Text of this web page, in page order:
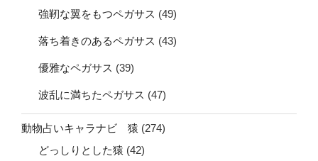
強靭な翼をもつペガサス (49)
落ち着きのあるペガサス (43)
優雅なペガサス (39)
波乱に満ちたペガサス (47)
動物占いキャラナビ 猿 (274)
どっしりとした猿 (42)